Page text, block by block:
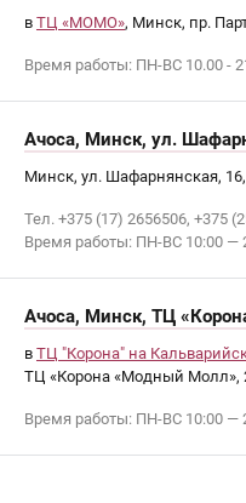
в ТЦ «МОМО», Минск, пр.
Время работы: ПН-ВС 10.00 -
Ачоса, Минск, ул.
Минск, ул. Шафарнянская, 16,
Тел. +375 (17) 2656506, +375
Время работы: ПН-ВС 10:00 —
Ачоса, Минск, ТЦ
в ТЦ "Корона" на
ТЦ «Корона «Модный Молл»,
Время работы: ПН-ВС 10:00 —